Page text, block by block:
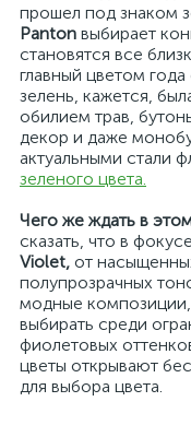
прошел под знаком
Panton выбирает
становятся все
главный цветом
зелень, кажется,
обилием трав,
декор и даже
актуальными стали
зеленого цвета.
Чего же ждать в
сказать, что в
Violet, от
полупрозрачных
модные композиции,
выбирать среди
фиолетовых
цветы открывают
для выбора цвета.